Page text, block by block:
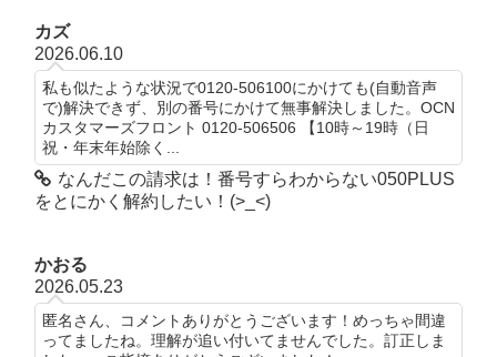
カズ
2026.06.10
私も似たような状況で0120-506100にかけても(自動音声
で)解決できず、別の番号にかけて無事解決しました。OCN
カスタマーズフロント 0120-506506 【10時～19時（日
祝・年末年始除く...
なんだこの請求は！番号すらわからない050PLUS
をとにかく解約したい！(>_<)
かおる
2026.05.23
匿名さん、コメントありがとうございます！めっちゃ間違
ってましたね。理解が追い付いてませんでした。訂正しま